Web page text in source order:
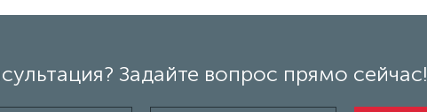
Задайте вопрос прямо сейчас!